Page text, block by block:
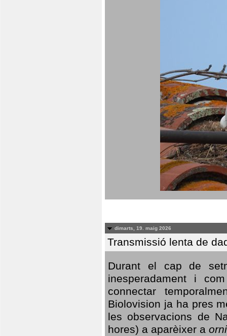
dimarts, 19. maig 2026
Transmissió lenta de
Durant el cap de
inesperadament i
connectar
Biolovision ja ha pres
les observacions de
hores) a aparèixer a